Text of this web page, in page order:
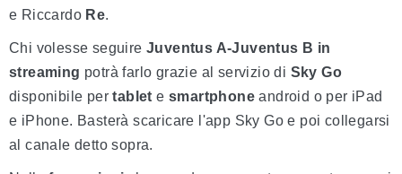
e Riccardo Re.
Chi volesse seguire Juventus A-Juventus B in
streaming potrà farlo grazie al servizio di Sky Go
disponibile pertablet esmartphone android o per iPad
e iPhone. Basterà scaricare l'app Sky Go e poi collegarsi
al canale detto sopra.